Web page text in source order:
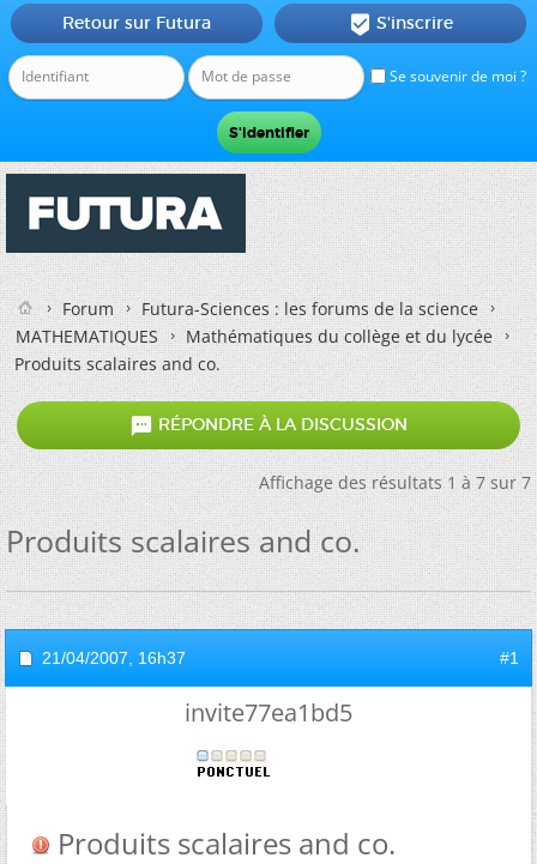
Se souvenir de moi ?
Retour sur Futura  S'inscrire
Forum
Futura-Sciences : les forums de la science
MATHEMATIQUES
Mathématiques du collège et du lycée
Produits scalaires and co.
 RÉPONDRE À LA DISCUSSION
Affichage des résultats 1 à 7 sur 7
Produits scalaires and co.
21/04/2007, 16h37 #1
invite77ea1bd5
Produits scalaires and co.